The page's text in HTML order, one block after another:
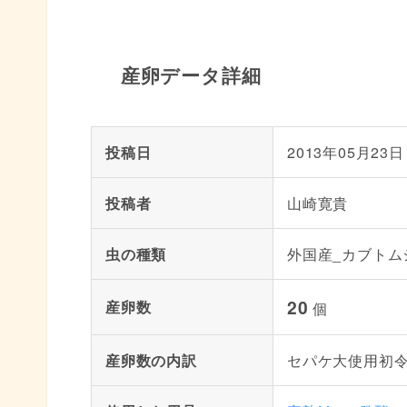
産卵データ詳細
投稿日 2013年05月23日
投稿者 山崎寛貴
虫の種類 外国産_カブトム
産卵数 20 個
産卵数の内訳 セパケ大使用初